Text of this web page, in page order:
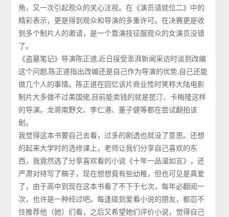
角，又一次引起观众的关心注视。在《演员请就位二》中的
精彩表示，更是得到观众和导演的多重许可。在决赛更是收
到多个制片人的邀请，是一个靠演技征服观众的女演员没错
了。
《盗墓笔记》导演陈正道,近日接受澎湃新闻采访时谈到改编
这个问题,陈正道指出改编还是自己作为导演的优势,自己还能
做几个人的事情。陈正道在回忆该片商业性时笑称大陆电影
制片大多做不过美国佬,目前能卖钱的就是昆汀、卡梅隆这样
的导演。龙哥南野文、李仁港、董子健等都在尝试翻拍该
剧。
我觉得这本书要自己去看，过多的剧透也就没了意思。还想
的起来大学时的选修课上，老师让我们分享自己喜欢的东
西，我竟然选了分享喜欢看的小说《十年一品温如言》，还
严肃对待写了稿子，现在想想竟有些幼稚，但也可见是真爱
了，由于高中到现在这本书看了不下于七次，每年必翻阅一
次，也许是一种经过吧。每逢碰到爱看小说的朋友，都忍不
住推荐他（她）们看，之后又希望她们评价小说，觉得自己